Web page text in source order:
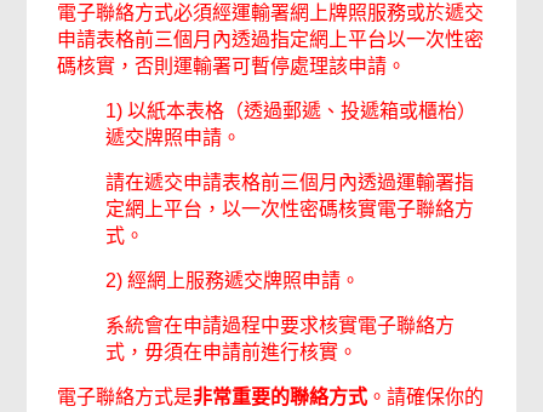
電子聯絡方式必須經運輸署網上牌照服務或於遞交
申請表格前三個月內透過指定網上平台以一次性密
碼核實，否則運輸署可暫停處理該申請。
1) 以紙本表格（透過郵遞、投遞箱或櫃枱）
遞交牌照申請。
請在遞交申請表格前三個月內透過運輸署指
定網上平台，以一次性密碼核實電子聯絡方
式。
2) 經網上服務遞交牌照申請。
系統會在申請過程中要求核實電子聯絡方
式，毋須在申請前進行核實。
電子聯絡方式是非常重要的聯絡方式 。請確保你的